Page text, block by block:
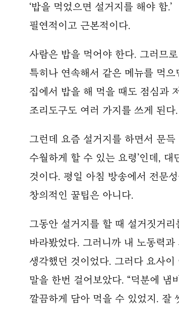
‘밥을 먹었으면 설거지를 해야 함.’
필연적이고 근본적이다.
사람은 밥을 먹어야 한다. 그러므
특히나 연속해서 같은 메뉴를 먹
집에서 밥을 해 먹을 때도 점심과
조리도구도 여러 가지를 쓰게 된
그런데 요즘 설거지를 하면서 문
수월하게 할 수 있는 요령’인데,
것이다. 평일 아침 방송에서 전문
창의적인 꿀팁은 아니다.
그동안 설거지를 할 때 설거짓거
바라봤었다. 그러니까 내 노동력
생각했던 것이었다. 그러다 요사
말을 한번 걸어보았다. “덕분에 냄
깔끔하게 담아 먹을 수 있었지. 잘